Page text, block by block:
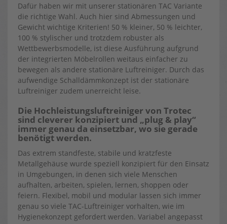
Dafür haben wir mit unserer stationären TAC Variante
die richtige Wahl. Auch hier sind Abmessungen und
Gewicht wichtige Kriterien! 50 % kleiner, 50 % leichter,
100 % stylischer und trotzdem robuster als
Wettbewerbsmodelle, ist diese Ausführung aufgrund
der integrierten Möbelrollen weitaus einfacher zu
bewegen als andere stationäre Luftreiniger. Durch das
aufwendige Schalldämmkonzept ist der stationäre
Luftreiniger zudem unerreicht leise.
Die Hochleistungsluftreiniger von Trotec
sind cleverer konzipiert und „plug & play“
immer genau da einsetzbar, wo sie gerade
benötigt werden.
Das extrem standfeste, stabile und kratzfeste
Metallgehäuse wurde speziell konzipiert für den Einsatz
in Umgebungen, in denen sich viele Menschen
aufhalten, arbeiten, spielen, lernen, shoppen oder
feiern. Flexibel, mobil und modular lassen sich immer
genau so viele TAC-Luftreiniger vorhalten, wie im
Hygienekonzept gefordert werden. Variabel angepasst